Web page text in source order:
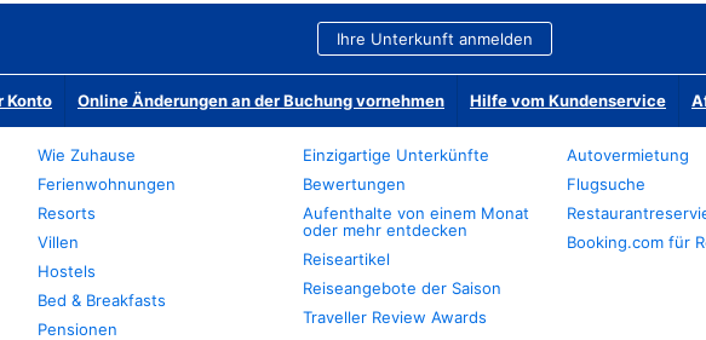
Ihre Unterkunft anmelden
Konto Online Änderungen an der Buchung vornehmen Hilfe vom Kundenservice
Wie Zuhause
Ferienwohnungen
Resorts
Villen
Hostels
Bed & Breakfasts
Pensionen
Einzigartige Unterkünfte
Bewertungen
Aufenthalte von einem Monat
oder mehr entdecken
Reiseartikel
Reiseangebote der Saison
Traveller Review Awards
Autovermietung
Flugsuche
Booking.com für